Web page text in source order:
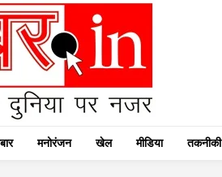
मनोरंजन खेल मीडिया तकनीकी